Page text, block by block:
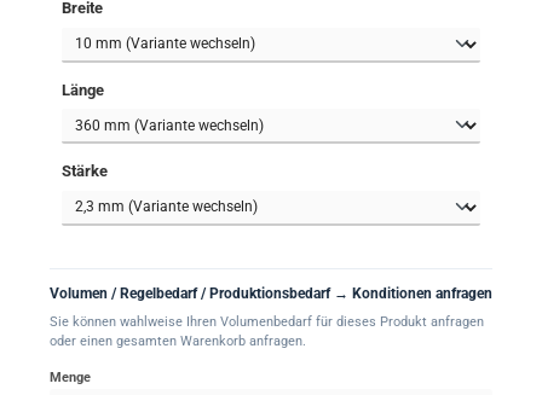
Breiteauswählen
Längeauswählen
Stärkeauswählen
Volumen / Regelbedarf / Produktionsbedarf → Konditionen anfragen
Sie können wahlweise Ihren Volumenbedarf für dieses Produkt anfragen
oder einen gesamten Warenkorb anfragen.
Menge